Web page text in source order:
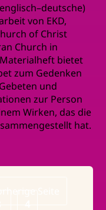
von EKD,
of Christ
Church in
Materialheft bietet
zum Gedenken
und
zur Person
Wirken, das die
hat.